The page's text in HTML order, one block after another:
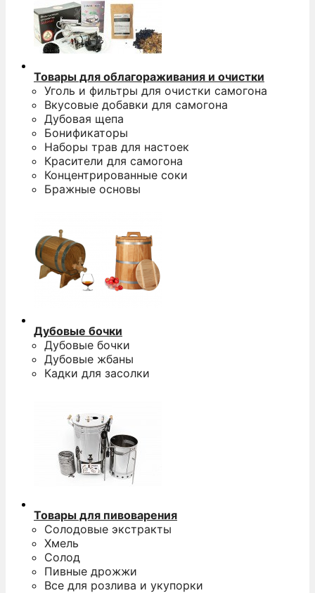
Товары для облагораживания и очистки
Уголь и фильтры для очистки самогона
Вкусовые добавки для самогона
Дубовая щепа
Бонификаторы
Наборы трав для настоек
Красители для самогона
Концентрированные соки
Бражные основы
Дубовые бочки
Дубовые бочки
Дубовые жбаны
Кадки для засолки
Товары для пивоварения
Солодовые экстракты
Хмель
Солод
Пивные дрожжи
Все для розлива и укупорки